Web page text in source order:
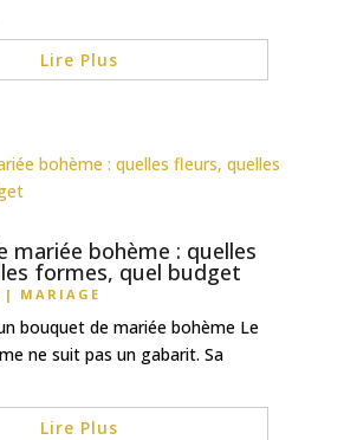
Lire Plus
mariée bohème : quelles
formes, quel budget
| MARIAGE
bouquet de mariée bohème Le
ne suit pas un gabarit. Sa
Lire Plus